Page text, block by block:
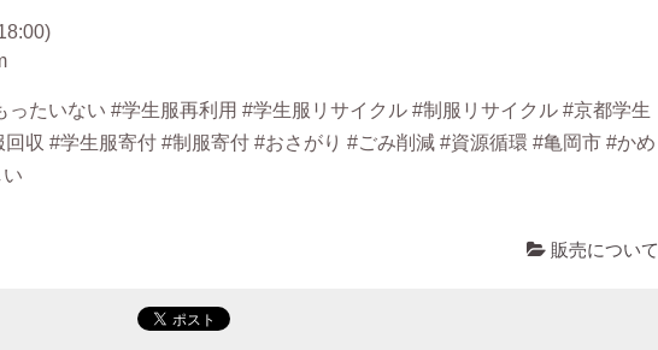
たいない #学生服再利用 #学生服リサイクル #制服リサイクル #京都学生
収 #学生服寄付 #制服寄付 #おさがり #ごみ削減 #資源循環 #亀岡市 #かめ
販売について